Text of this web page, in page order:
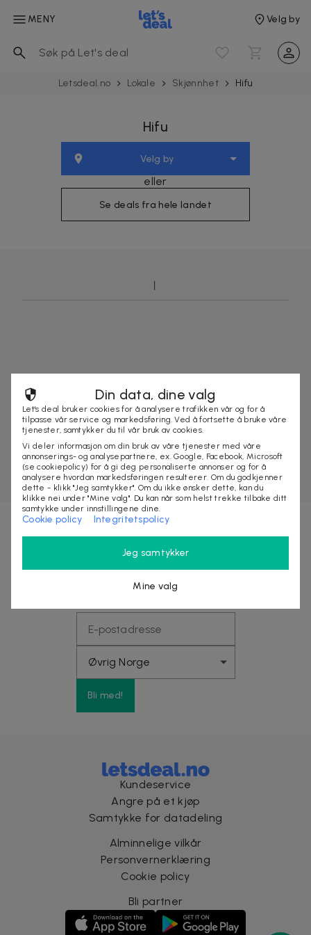
MENY Velg by
Letsdeal.no Lokale Skjønnhet Hifu
Hifu
Velg by
eller
Se deals fra hele landet
Nyhetsbrevet fylt med fordeler
Få eksklusive rabatter, tjuvstart på store
kampanjer og opptil 10% rabatt på ditt neste kjøp
Bli med!
Kundeservice
Angre på et kjøp
Samtykke for datadeling
Alminnelige vilkår
Personvernerklæring
Cookie policy
Bli partner
Din data, dine valg
Let's deal bruker cookies for å analysere trafikken vår og for å
tilpasse vår service og markedsføring. Ved å fortsette å bruke våre
tjenester, samtykker du til vår bruk av cookies.
Vi deler informasjon om din bruk av våre tjenester med våre
annonserings- og analysepartnere, ex. Google, Facebook, Microsoft
(se cookiepolicy) for å gi deg personaliserte annonser og for å
analysere hvordan markedsføringen resulterer. Om du godkjenner
dette - klikk "Jeg samtykker". Om du ikke ønsker dette, kan du
klikke nei under "Mine valg". Du kan når som helst trekke tilbake ditt
samtykke under innstillingene dine.
Cookie policy Integritetspolicy
Jeg samtykker
Mine valg